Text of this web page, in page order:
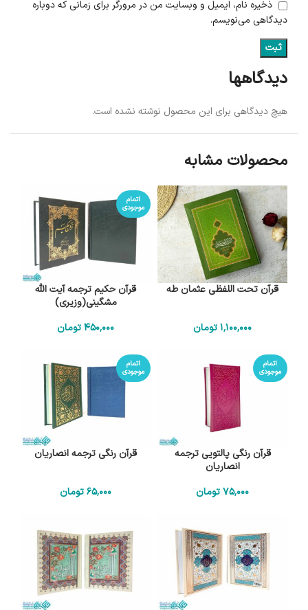
دیدگاهها
هیچ دیدگاهی برای این محصول نوشته نشده است.
ذخیره نام، ایمیل و وبسایت من در مرورگر برای زمانی که دوباره
دیدگاهی می‌نویسم.
محصولات مشابه
قرآن تحت اللفظی عثمان طه
1٬100٬000تومان
اتمام
موجودی
قرآن حکیم ترجمه آیت الله
مشگینی(وزیری)
450٬000تومان
اتمام
موجودی
قرآن رنگی پالتویی ترجمه
انصاریان
75٬000تومان
اتمام
موجودی
قرآن رنگی ترجمه انصاریان
65٬000تومان